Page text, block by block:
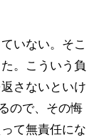
いない。そこ
。こういう負
さないといけ
ので、その悔
て無責任にな